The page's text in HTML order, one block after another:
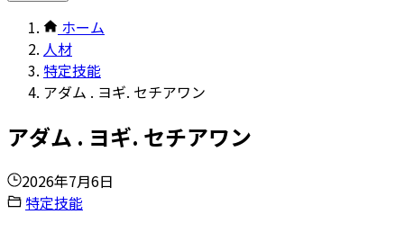
ホーム
人材
特定技能
アダム . ヨギ. セチアワン
アダム . ヨギ. セチアワン
2026年7月6日
特定技能